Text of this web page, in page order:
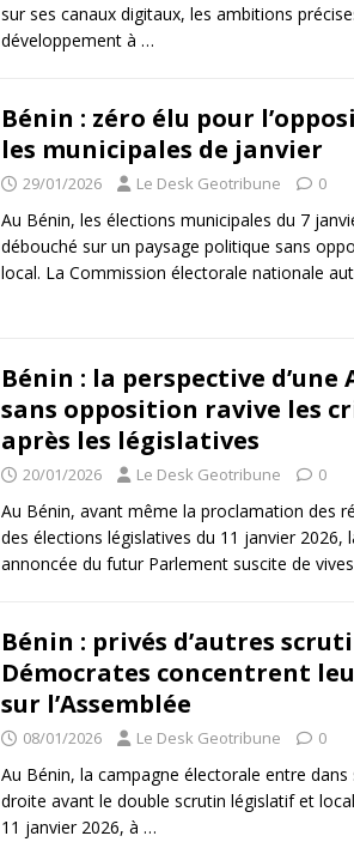
sur ses canaux digitaux, les ambitions
développement à …
Bénin : zéro élu pour
les municipales de janvier
29/01/2026 Le Desk Geotribune 0
Au Bénin, les élections municipales du 7
débouché sur un paysage politique sans
local. La Commission électorale nationale
Bénin : la perspective d’une
sans opposition ravive les
après les législatives
20/01/2026 Le Desk Geotribune 0
Au Bénin, avant même la proclamation des
des élections législatives du 11 janvier 2026,
annoncée du futur Parlement suscite de vives
Bénin : privés d’autres
Démocrates concentrent
sur l’Assemblée
08/01/2026 Le Desk Geotribune 0
Au Bénin, la campagne électorale entre dans
droite avant le double scrutin législatif et
11 janvier 2026, à …